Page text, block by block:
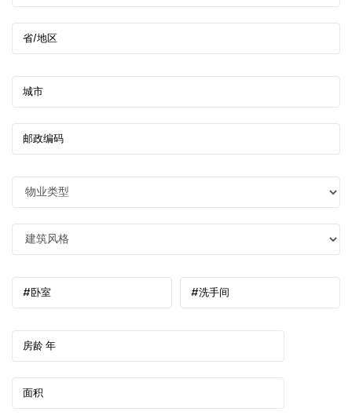
省/地区
城市
邮政编码
#卧室 #洗手间
房龄 年
面积